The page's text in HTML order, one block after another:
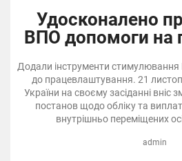
Удосконалено
ВПО допомоги на
Додали інструменти стимулювання
до працевлаштування. 21
України на своєму засіданні вніс
постанов щодо обліку та
внутрішньо переміщених
admin